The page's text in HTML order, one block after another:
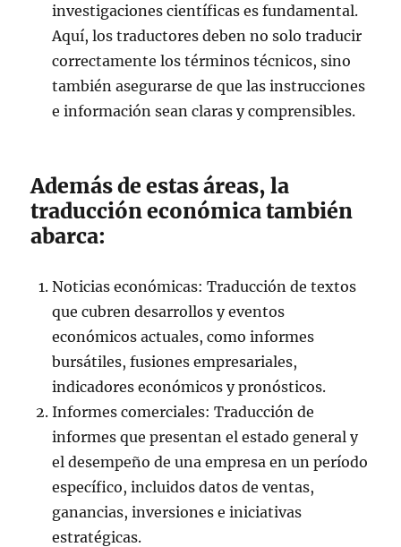
investigaciones científicas es fundamental.
Aquí, los traductores deben no solo traducir
correctamente los términos técnicos, sino
también asegurarse de que las instrucciones
e información sean claras y comprensibles.
Además de estas áreas, la
traducción económica también
abarca:
Noticias económicas: Traducción de textos
que cubren desarrollos y eventos
económicos actuales, como informes
bursátiles, fusiones empresariales,
indicadores económicos y pronósticos.
Informes comerciales: Traducción de
informes que presentan el estado general y
el desempeño de una empresa en un período
específico, incluidos datos de ventas,
ganancias, inversiones e iniciativas
estratégicas.